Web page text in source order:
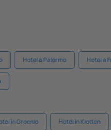
Hotel a Palermo Hotel a
in Groenlo Hotel in Klotten